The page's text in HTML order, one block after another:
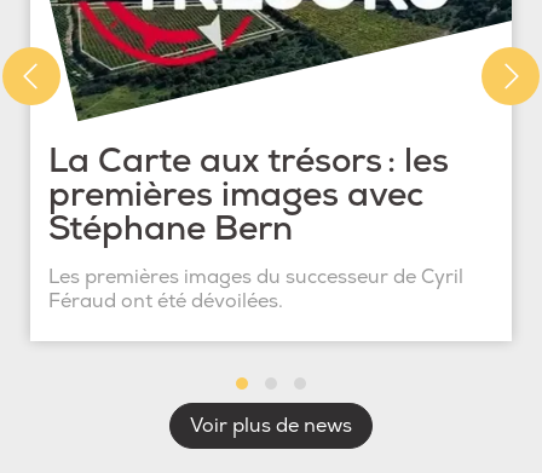
La Carte aux trésors : les
premières images avec
Stéphane Bern
Les premières images du successeur de Cyril
Féraud ont été dévoilées.
Voir plus de news